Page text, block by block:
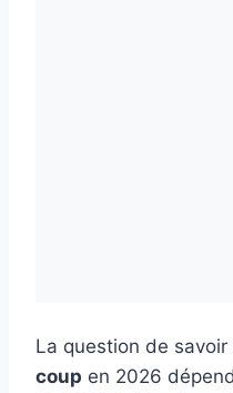
La question de savoir
coup en 2026